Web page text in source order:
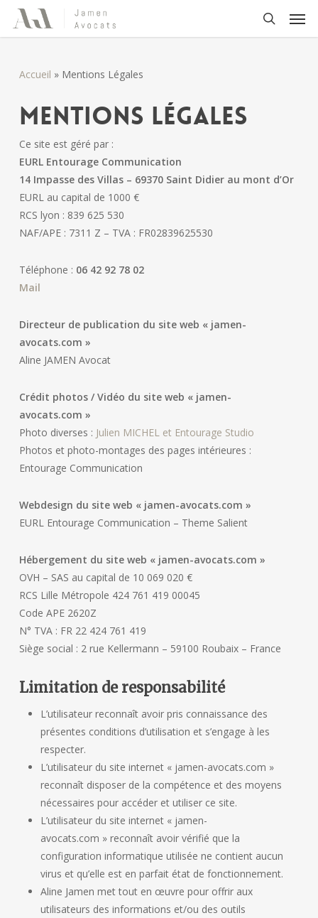
Accueil » Mentions Légales
Mentions légales
Ce site est géré par :
EURL Entourage Communication
14 Impasse des Villas – 69370 Saint Didier au mont d’Or
EURL au capital de 1000 €
RCS lyon : 839 625 530
NAF/APE : 7311 Z – TVA : FR02839625530
Téléphone : 06 42 92 78 02
Mail
Directeur de publication du site web « jamen-
avocats.com »
Aline JAMEN Avocat
Crédit photos / Vidéo du site web « jamen-
avocats.com »
Photo diverses : Julien MICHEL et Entourage Studio
Photos et photo-montages des pages intérieures :
Entourage Communication
Webdesign du site web « jamen-avocats.com »
EURL Entourage Communication – Theme Salient
Hébergement du site web « jamen-avocats.com »
OVH – SAS au capital de 10 069 020 €
RCS Lille Métropole 424 761 419 00045
Code APE 2620Z
N° TVA : FR 22 424 761 419
Siège social : 2 rue Kellermann – 59100 Roubaix – France
Limitation de responsabilité
L’utilisateur reconnaît avoir pris connaissance des
présentes conditions d’utilisation et s’engage à les
respecter.
L’utilisateur du site internet « jamen-avocats.com »
reconnaît disposer de la compétence et des moyens
nécessaires pour accéder et utiliser ce site.
L’utilisateur du site internet « jamen-
avocats.com » reconnaît avoir vérifié que la
configuration informatique utilisée ne contient aucun
virus et qu’elle est en parfait état de fonctionnement.
Aline Jamen met tout en œuvre pour offrir aux
utilisateurs des informations et/ou des outils